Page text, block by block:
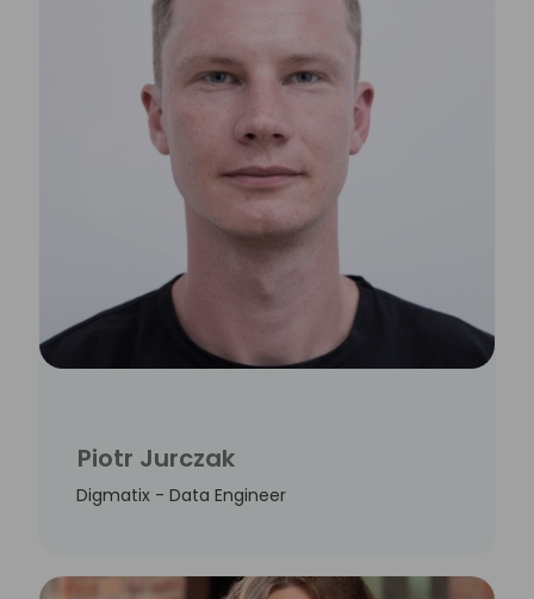
Piotr Jurczak
Digmatix - Data Engineer